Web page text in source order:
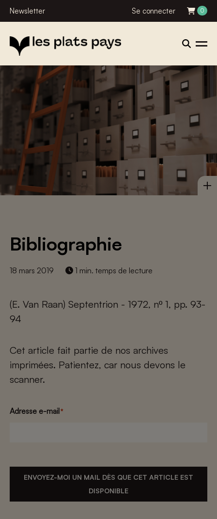
Newsletter Se connecter 0
Bibliographie
18 mars 2019 1 min. temps de lecture
(E. Van Raan) Septentrion - 1972, nº 1, pp. 93-
94
Cet article fait partie de nos archives
imprimées. Patientez, car nous devons le
scanner.
Adresse e-mail*
ENVOYEZ-MOI UN MAIL DÈS QUE CET ARTICLE EST
DISPONIBLE